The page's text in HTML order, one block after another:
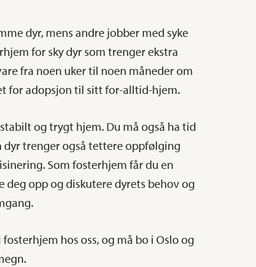
dyr, mens andre jobber med syke
for sky dyr som trenger ekstra
fra noen uker til noen måneder om
for adopsjon til sitt for-alltid-hjem.
og trygt hjem. Du må også ha tid
dyr trenger også tettere oppfølging
Som fosterhjem får du en
opp og diskutere dyrets behov og
hos oss, og må bo i Oslo og